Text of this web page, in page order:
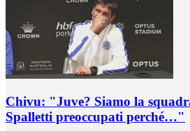
Chivu: "Juve? Siamo la
Spalletti preoccupati perché…"